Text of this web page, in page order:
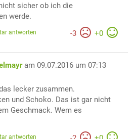
sicher ob ich die
werde.
-3 +0
antworten
am 09.07.2016 um 07:13
lecker zusammen.
und Schoko. Das ist gar nicht
Geschmack. Wem es
antworten